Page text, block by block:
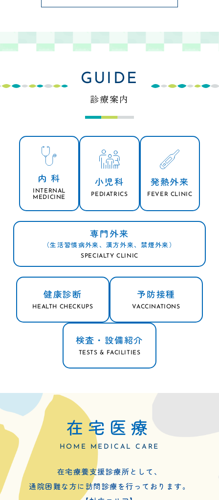
GUIDE
診療案内
内 科
INTERNAL
MEDICINE
小児科
PEDIATRICS
発熱外来
FEVER CLINIC
専門外来
（生活習慣病外来、漢方外来、禁煙外来）
SPECIALTY CLINIC
健康診断
HEALTH CHECKUPS
予防接種
VACCINATIONS
検査・設備紹介
TESTS & FACILITIES
在宅医療
HOME MEDICAL CARE
在宅療養支援診療所として、
通院困難な方に訪問診療を行っております。
電話番号をタップしてください